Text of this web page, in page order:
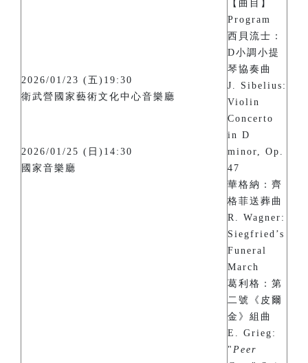
2026/01/23 (五)19:30
衛武營國家藝術文化中心音樂廳
2026/01/25 (日)14:30
國家音樂廳
【曲目】
Program
西貝流士：
D小調小提
琴協奏曲
J. Sibelius:
Violin
Concerto
in D
minor, Op.
47
華格納：齊
格菲送葬曲
R. Wagner:
Siegfried’s
Funeral
March
葛利格：第
二號《皮爾
金》組曲
E. Grieg:
" Peer